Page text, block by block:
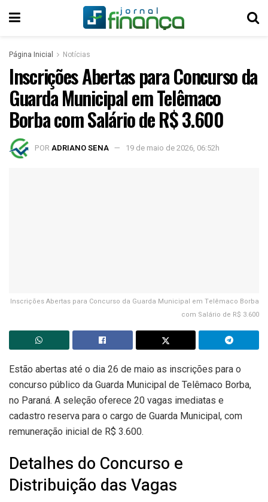
Página Inicial Notícias
Inscrições Abertas para Concurso da
Guarda Municipal em Telêmaco
Borba com Salário de R$ 3.600
POR ADRIANO SENA 19 de maio de 2026, 06:52h
Inscrições Abertas para Concurso da Guarda Municipal em Telêmaco Borba
com Salário de R$ 3.600
Estão abertas até o dia 26 de maio as inscrições para o
concurso público da Guarda Municipal de Telêmaco Borba,
no Paraná. A seleção oferece 20 vagas imediatas e
cadastro reserva para o cargo de Guarda Municipal, com
remuneração inicial de R$ 3.600.
Detalhes do Concurso e
Distribuição das Vagas